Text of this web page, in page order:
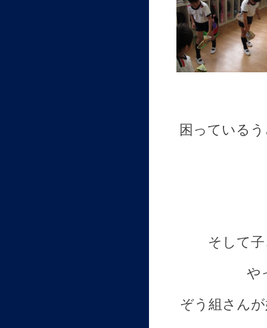
困っている
そして
や
ぞう組さん